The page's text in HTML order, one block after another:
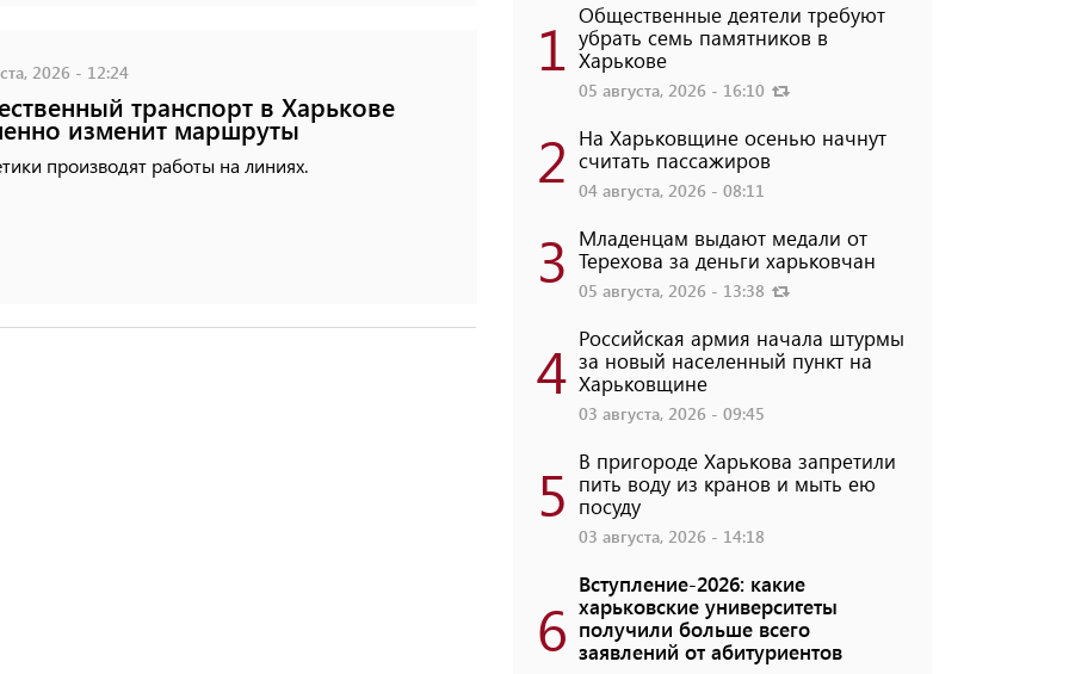
2026 - 12:24
транспорт в Харькове
изменит маршруты
производят работы на линиях.
1 Общественные деятели требуют
убрать семь памятников в
Харькове
05 августа, 2026 - 16:10
2 На Харьковщине осенью начнут
считать пассажиров
04 августа, 2026 - 08:11
3 Младенцам выдают медали от
Терехова за деньги харьковчан
05 августа, 2026 - 13:38
4 Российская армия начала штурмы
за новый населенный пункт на
Харьковщине
03 августа, 2026 - 09:45
5 В пригороде Харькова запретили
пить воду из кранов и мыть ею
посуду
03 августа, 2026 - 14:18
6
Вступление-2026: какие
харьковские университеты
получили больше всего
заявлений от абитуриентов